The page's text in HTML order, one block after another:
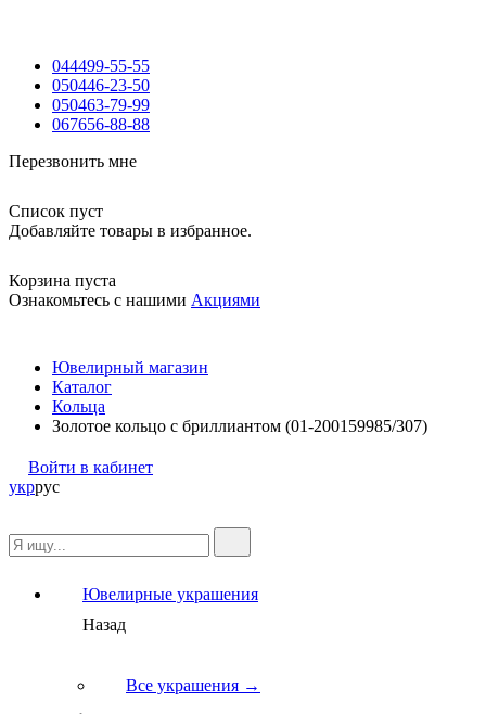
044499-55-55
050446-23-50
050463-79-99
067656-88-88
Перезвонить мне
Список пуст
Добавляйте товары в избранное.
Корзина пуста
Ознакомьтесь с нашими Акциями
Ювелирный магазин
Каталог
Кольца
Золотое кольцо с бриллиантом (01-200159985/307)
Войти в кабинет
укррус
Ювелирные украшения
Назад
Все украшения →